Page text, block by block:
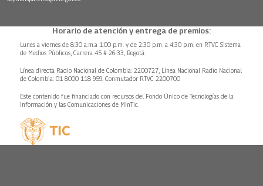
Horario de atención y entrega de premios:
Lunes a viernes de 8:30 a.m.a 1:00 p.m. y de 2:30 p.m. a 4:30 p.m. en RTVC Sistema
de Medios Públicos, Carrera 45 # 26-33, Bogotá.
Línea directa Radio Nacional de Colombia: 2200727, Línea Nacional Radio Nacional
de Colombia: 01 8000 118 959. Conmutador RTVC 2200700
Este contenido fue financiado con recursos del Fondo Único de Tecnologías de la
Información y las Comunicaciones de MinTic.